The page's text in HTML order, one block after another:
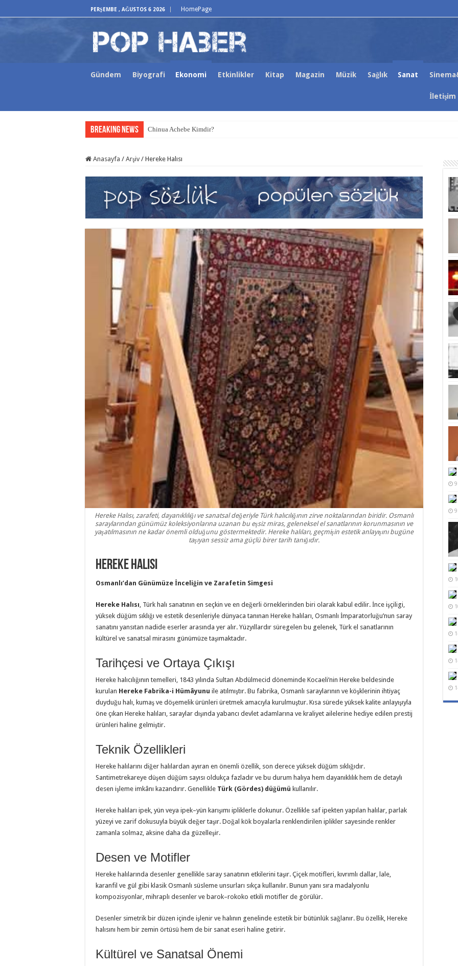
PERŞEMBE , AĞUSTOS 6 2026 HomePage
Gündem Biyografi Ekonomi Etkinlikler Kitap Magazin Müzik Sağlık Sanat
İletişim
Breaking News Chinua Achebe Kimdir?
Anasayfa / Arşiv / Hereke Halısı
Hereke Halısı, zarafeti, dayanıklılığı ve sanatsal değeriyle Türk halıcılığının zirve noktalarından biridir. Osmanlı
saraylarından günümüz koleksiyonlarına uzanan bu eşsiz miras, geleneksel el sanatlarının korunmasının ve
yaşatılmasının ne kadar önemli olduğunu göstermektedir. Hereke halıları, geçmişin estetik anlayışını bugüne
taşıyan sessiz ama güçlü birer tarih tanığıdır.
Hereke Halısı
Osmanlı’dan Günümüze İnceliğin ve Zarafetin Simgesi
Hereke Halısı , Türk halı sanatının en seçkin ve en değerli örneklerinden biri olarak kabul edilir. İnce işçiligi,
yüksek düğüm sıklığı ve estetik desenleriyle dünyaca tanınan Hereke halıları, Osmanlı İmparatorluğu’nun saray
sanatını yansıtan nadide eserler arasında yer alır. Yüzyıllardır süregelen bu gelenek, Türk el sanatlarının
kültürel ve sanatsal mirasını günümüze taşımaktadır.
Tarihçesi ve Ortaya Çıkışı
Hereke halıcılığının temelleri, 1843 yılında Sultan Abdülmecid döneminde Kocaeli’nin Hereke beldesinde
kurulan Hereke Fabrika-i Hümâyunu ile atılmıştır. Bu fabrika, Osmanlı saraylarının ve köşklerinin ihtiyaç
duyduğu halı, kumaş ve döşemelik ürünleri üretmek amacıyla kurulmuştur. Kısa sürede yüksek kalite anlayışıyla
öne çıkan Hereke halıları, saraylar dışında yabancı devlet adamlarına ve kraliyet ailelerine hediye edilen prestij
ürünleri haline gelmiştir.
Teknik Özellikleri
Hereke halılarını diğer halılardan ayıran en önemli özellik, son derece yüksek düğüm sıklığıdır.
Santimetrekareye düşen düğüm sayısı oldukça fazladır ve bu durum halıya hem dayanıklılık hem de detaylı
desen işleme imkânı kazandırır. Genellikle Türk (Gördes) düğümü kullanılır.
Hereke halıları ipek, yün veya ipek–yün karışımı ipliklerle dokunur. Özellikle saf ipekten yapılan halılar, parlak
yüzeyi ve zarif dokusuyla büyük değer taşır. Doğal kök boyalarla renklendirilen iplikler sayesinde renkler
zamanla solmaz, aksine daha da güzelleşir.
Desen ve Motifler
Hereke halılarında desenler genellikle saray sanatının etkilerini taşır. Çiçek motifleri, kıvrımlı dallar, lale,
karanfil ve gül gibi klasik Osmanlı süsleme unsurları sıkça kullanılır. Bunun yanı sıra madalyonlu
kompozisyonlar, mihraplı desenler ve barok–rokoko etkili motifler de görülür.
Desenler simetrik bir düzen içinde işlenir ve halının genelinde estetik bir bütünlük sağlanır. Bu özellik, Hereke
halısını hem bir zemin örtüsü hem de bir sanat eseri haline getirir.
Kültürel ve Sanatsal Önemi